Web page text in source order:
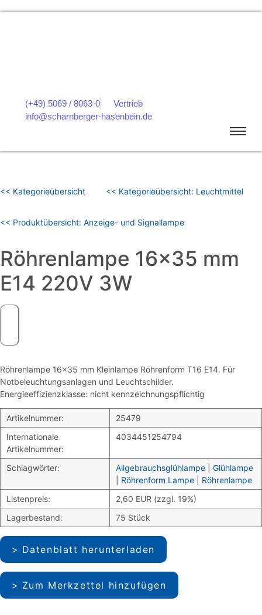
(+49) 5069 / 8063-0
Vertrieb
info@scharnberger-hasenbein.de
<< Kategorieübersicht << Kategorieübersicht: Leuchtmittel
<< Produktübersicht: Anzeige- und Signallampe
Röhrenlampe 16×35 mm
E14 220V 3W
Röhrenlampe 16×35 mm Kleinlampe Röhrenform T16 E14. Für
Notbeleuchtungsanlagen und Leuchtschilder.
Energieeffizienzklasse: nicht kennzeichnungspflichtig
Artikelnummer:
25479
Internationale
Artikelnummer:
4034451254794
Schlagwörter: Allgebrauchsglühlampe
Glühlampe
Röhrenform Lampe
Röhrenlampe
Listenpreis:
2,60 EUR (zzgl. 19%)
Lagerbestand:
75 Stück
Datenblatt herunterladen
Zum Merkzettel hinzufügen